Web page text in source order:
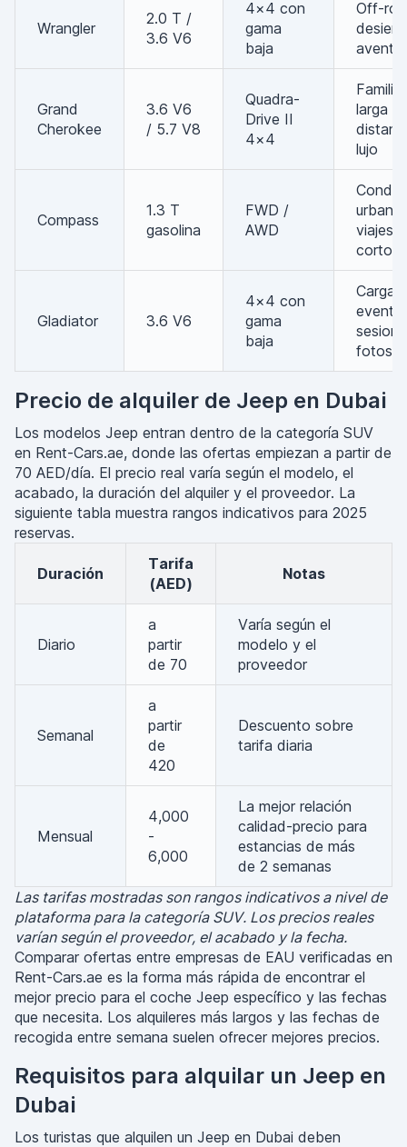
Wrangler
2.0 T /
3.6 V6
4×4 con
gama
baja
Off-
Grand
Cherokee
3.6 V6
/ 5.7 V8
Quadra-
Drive II
4×4
larga
lujo
Compass
1.3 T
gasolina
FWD /
AWD
urbana,
viajes
cortos
Gladiator 3.6 V6
4×4 con
gama
baja
Carga,
fotos
Precio de alquiler de Jeep en Dubai
Los modelos Jeep entran dentro de la categoría SUV
en Rent-Cars.ae, donde las ofertas empiezan a partir de
70 AED/día. El precio real varía según el modelo, el
acabado, la duración del alquiler y el proveedor. La
siguiente tabla muestra rangos indicativos para 2025
reservas.
Duración
Tarifa
(AED)
Notas
Diario
a
partir
de 70
Varía según el
modelo y el
proveedor
Semanal
a
partir
de
420
Descuento sobre
tarifa diaria
Mensual
4,000
-
6,000
La mejor relación
calidad-precio para
estancias de más
de 2 semanas
Las tarifas mostradas son rangos indicativos a nivel de
plataforma para la categoría SUV. Los precios reales
varían según el proveedor, el acabado y la fecha.
Comparar ofertas entre empresas de EAU verificadas en
Rent-Cars.ae es la forma más rápida de encontrar el
mejor precio para el coche Jeep específico y las fechas
que necesita. Los alquileres más largos y las fechas de
recogida entre semana suelen ofrecer mejores precios.
Requisitos para alquilar un Jeep en
Dubai
Los turistas que alquilen un Jeep en Dubai deben